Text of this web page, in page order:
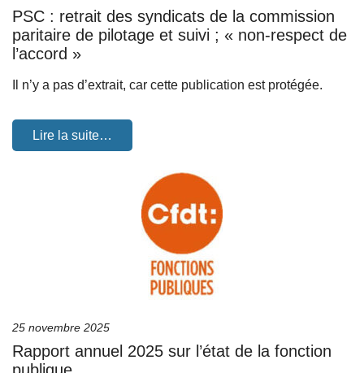
PSC : retrait des syndicats de la commission
paritaire de pilotage et suivi ; « non-respect de
l’accord »
Il n’y a pas d’extrait, car cette publication est protégée.
Lire la suite…
25 novembre 2025
Rapport annuel 2025 sur l’état de la fonction